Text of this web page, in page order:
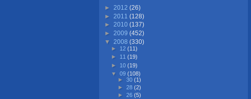
► 2012 (26)
► 2011 (128)
► 2010 (137)
► 2009 (452)
▼ 2008 (330)
► 12(11)
► 11(19)
► 10(19)
▼09(108)
►30(1)
►28(2)
►26(5)